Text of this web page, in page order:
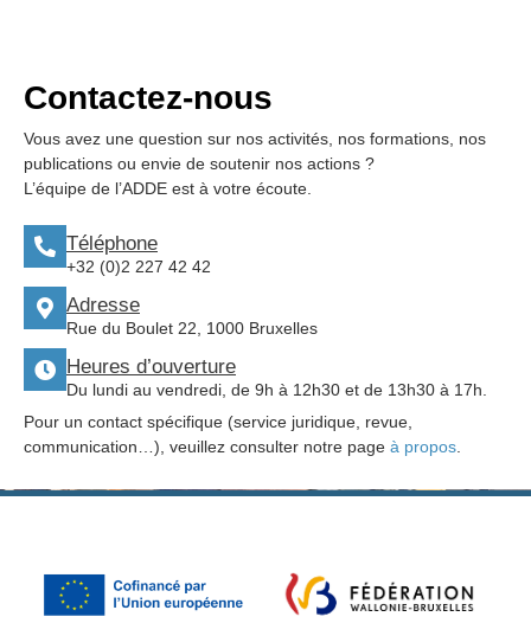
Contactez-nous
Vous avez une question sur nos activités, nos formations, nos
publications ou envie de soutenir nos actions ?
L’équipe de l’ADDE est à votre écoute.
Téléphone
+32 (0)2 227 42 42
Adresse
Rue du Boulet 22, 1000 Bruxelles
Heures d’ouverture
Du lundi au vendredi, de 9h à 12h30 et de 13h30 à 17h.
Pour un contact spécifique (service juridique, revue,
communication…), veuillez consulter notre page à propos.